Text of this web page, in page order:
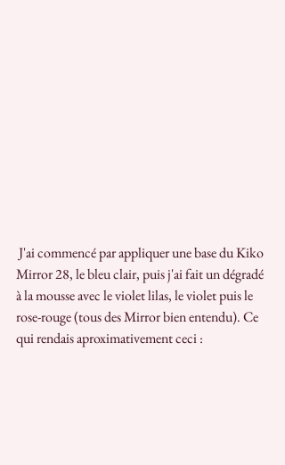
Mirror 28, le bleu clair, puis j'ai fait un dégradé
à la mousse avec le violet lilas, le violet puis le
rose-rouge (tous des Mirror bien entendu). Ce
qui rendais aproximativement ceci :